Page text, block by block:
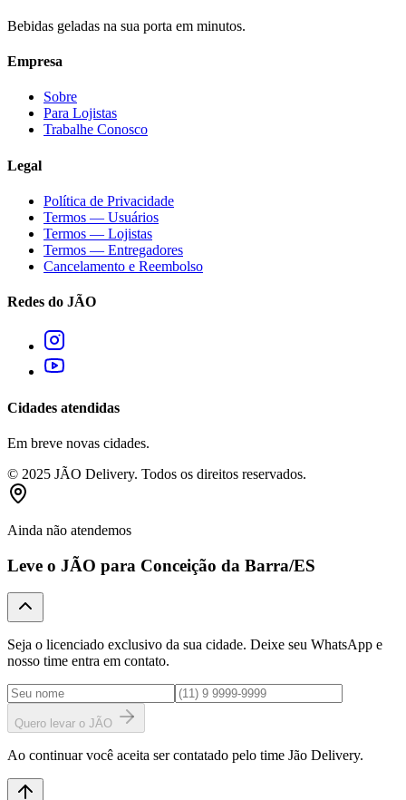
Bebidas geladas na sua porta em minutos.
Empresa
Sobre
Para Lojistas
Trabalhe Conosco
Legal
Política de Privacidade
Termos — Usuários
Termos — Lojistas
Termos — Entregadores
Cancelamento e Reembolso
Redes do JÃO
Cidades atendidas
Em breve novas cidades.
© 2025 JÃO Delivery. Todos os direitos reservados.
Ainda não atendemos
Leve o JÃO para Conceição da Barra/ES
Seja o licenciado exclusivo da sua cidade. Deixe seu WhatsApp e
nosso time entra em contato.
Quero levar o JÃO
Ao continuar você aceita ser contatado pelo time Jão Delivery.